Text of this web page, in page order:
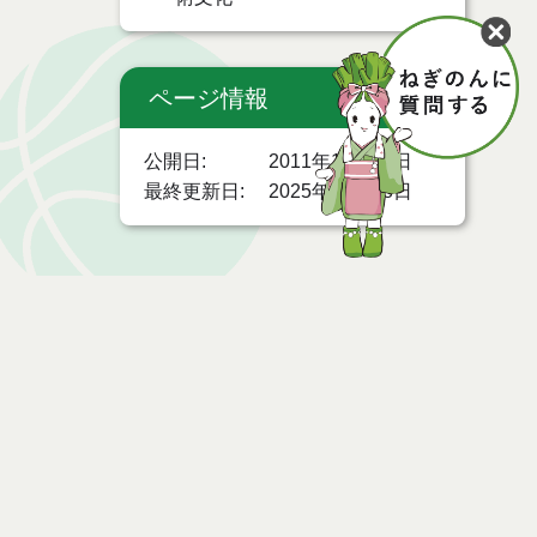
ページ情報
公開日
2011年12月13日
最終更新日
2025年08月08日